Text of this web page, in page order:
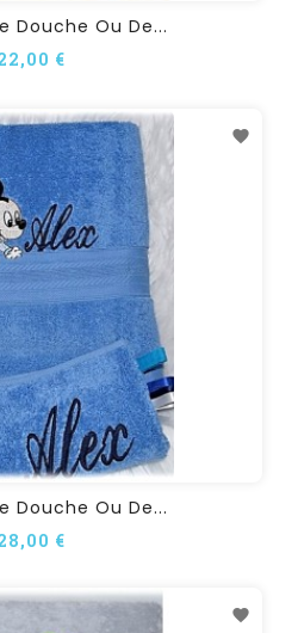
Douche Ou De...
€
Douche Ou De...
€